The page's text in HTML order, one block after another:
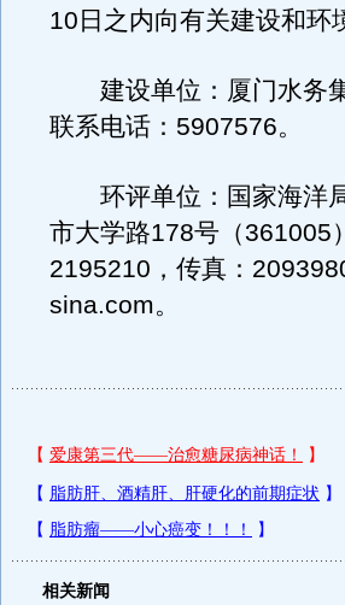
10日之内向有关建设和环
建设单位：厦门水务集
联系电话：5907576。
环评单位：国家海洋局
市大学路178号（361005
2195210，传真：
sina.com。
相关新闻